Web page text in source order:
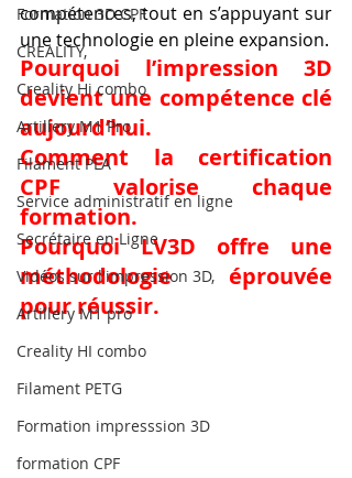
Formation 3D CPF
CREALITY,
Creality Hi combo
Artillery M1 Pro
Filament PLA
Service administratif en ligne
Secrétaire en Ligne
Vidéos sur l'impression 3D,
Artillery M1 pro
Creality HI combo
Filament PETG
Formation impresssion 3D
formation CPF
compétences, tout en s’appuyant sur
une technologie en pleine expansion.
Pourquoi l’impression 3D
devient une compétence clé
aujourd’hui.
Comment la certification
CPF valorise chaque
formation.
Pourquoi LV3D offre une
méthodologie éprouvée
pour réussir.